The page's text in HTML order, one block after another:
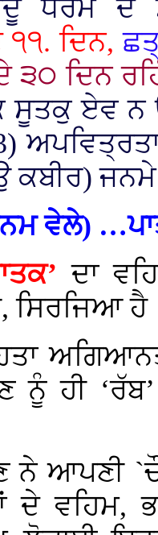
ਧਰਮ ਦੇ
੧੧. ਦਿਨ,
੩੦ ਦਿਨ
ਸੂਤਕੁ ਏਵ
ਕਬੀਰ)
ਵੇਲੇ)
ਦਾ
ਸਿਰਜਿਆ
ਨੂੰ ਹੀ
ਨੇ ਆਪਣੀ
ਦੇ ਵਹਿਮ,